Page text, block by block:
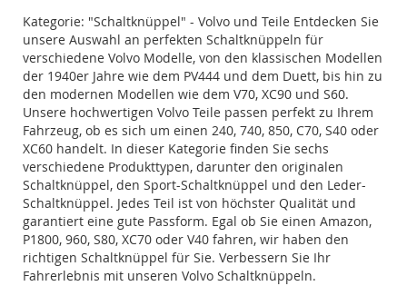
Kategorie: "Schaltknüppel" - Volvo und Teile Entdecken Sie
unsere Auswahl an perfekten Schaltknüppeln für
verschiedene Volvo Modelle, von den klassischen Modellen
der 1940er Jahre wie dem PV444 und dem Duett, bis hin zu
den modernen Modellen wie dem V70, XC90 und S60.
Unsere hochwertigen Volvo Teile passen perfekt zu Ihrem
Fahrzeug, ob es sich um einen 240, 740, 850, C70, S40 oder
XC60 handelt. In dieser Kategorie finden Sie sechs
verschiedene Produkttypen, darunter den originalen
Schaltknüppel, den Sport-Schaltknüppel und den Leder-
Schaltknüppel. Jedes Teil ist von höchster Qualität und
garantiert eine gute Passform. Egal ob Sie einen Amazon,
P1800, 960, S80, XC70 oder V40 fahren, wir haben den
richtigen Schaltknüppel für Sie. Verbessern Sie Ihr
Fahrerlebnis mit unseren Volvo Schaltknüppeln.